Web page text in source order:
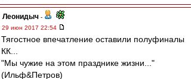
Леонидыч -
29 июн 2017 22:54
Тягостное впечатление оставили полуфиналы
КК...
"Мы чужие на этом празднике жизни..."
(Ильф&Петров)